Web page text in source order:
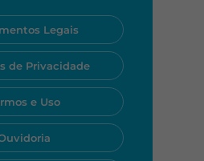
nossa
pelo
telefone ou pelo
Legais
de Privacidade
e Uso